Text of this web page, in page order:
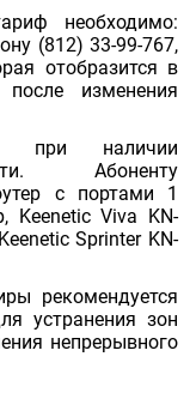
необходимо:
(812) 33-99-767,
отобразится в
изменения
при наличии
Абоненту
с портами 1
Keenetic Viva KN-
Sprinter KN-
рекомендуется
устранения зон
непрерывного